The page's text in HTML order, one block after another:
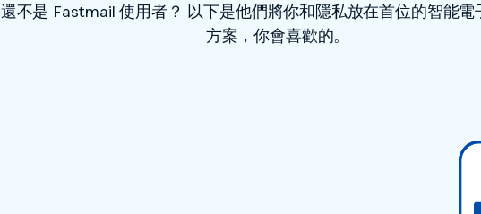
還不是 Fastmail 使用者？ 以下是他們將你和隱私放在首位的智能電
方案，你會喜歡的。